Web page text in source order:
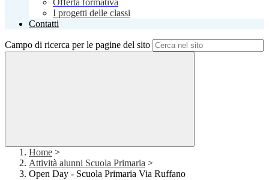
Offerta formativa
I progetti delle classi
Contatti
Campo di ricerca per le pagine del sito
Home >
Attività alunni Scuola Primaria >
Open Day - Scuola Primaria Via Ruffano